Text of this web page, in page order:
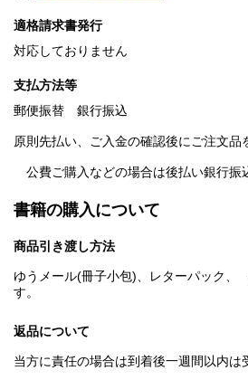
適格請求書発行
対応しておりません
支払方法等
郵便振替 銀行振込
原則先払い、ご入金の確認後にご注文品
公費ご購入などの場合は後払い銀行振
書籍の購入について
商品引き渡し方法
ゆうメール(冊子小包)、レターパック、
す。
返品について
当方に責任の場合は到着後一週間以内は